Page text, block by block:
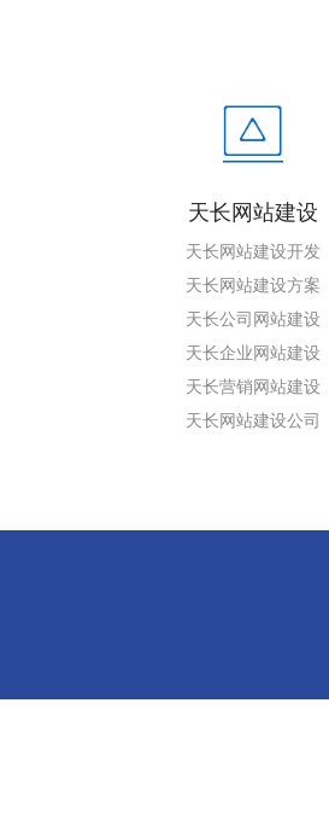
天长网站建设
天长网站建设开发
天长网站建设方案
天长公司网站建设
天长企业网站建设
天长营销网站建设
天长网站建设公司